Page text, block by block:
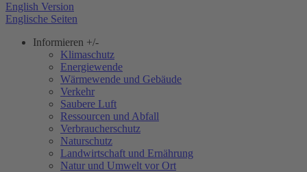
English Version
Englische Seiten
Informieren +/-
Klimaschutz
Energiewende
Wärmewende und Gebäude
Verkehr
Saubere Luft
Ressourcen und Abfall
Verbraucherschutz
Naturschutz
Landwirtschaft und Ernährung
Natur und Umwelt vor Ort